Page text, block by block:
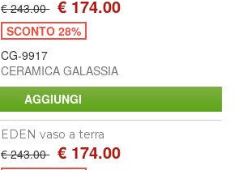
€ 243.00 € 174.00
SCONTO 28%
CG-9917
CERAMICA GALASSIA
EDEN vaso a terra
€ 243.00 € 174.00